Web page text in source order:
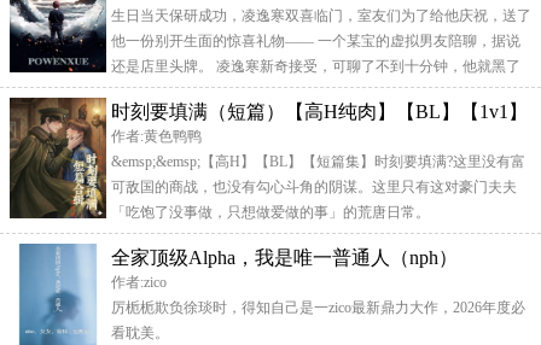
生日当天保研成功，凌逸寒双喜临门，室友们为了给他庆祝，送了
他一份别开生面的惊喜礼物—— 一个某宝的虚拟男友陪聊，据说
还是店里头牌。 凌逸寒新奇接受，可聊了不到十分钟，他就黑了
脸。 这年..
时刻要填满（短篇）【高H纯肉】【BL】【1v1】
作者:黄色鸭鸭
&emsp;&emsp;【高H】【BL】【短篇集】时刻要填满?这里没有富
可敌国的商战，也没有勾心斗角的阴谋。这里只有这对豪门夫夫
「吃饱了没事做，只想做爱做的事」的荒唐日常。
全家顶级Alpha，我是唯一普通人（nph）
作者:zico
厉栀栀欺负徐琰时，得知自己是一zico最新鼎力大作，2026年度必
看耽美。